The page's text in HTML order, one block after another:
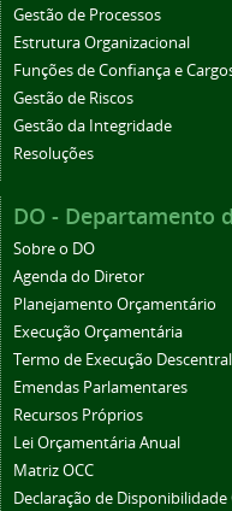
Gestão de Processos
Estrutura Organizacional
Funções de Confiança e
Gestão de Riscos
Gestão da Integridade
Resoluções
DO - Departamento
Sobre o DO
Agenda do Diretor
Planejamento Orçamentário
Execução Orçamentária
Termo de Execução
Emendas Parlamentares
Recursos Próprios
Lei Orçamentária Anual
Matriz OCC
Declaração de